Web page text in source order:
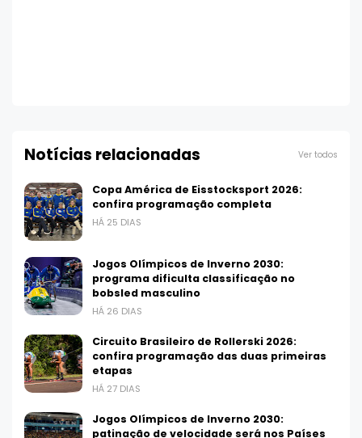
Notícias relacionadas Ver todos
Copa América de Eisstocksport 2026:
confira programação completa
HÁ 25 DIAS
Jogos Olímpicos de Inverno 2030:
programa dificulta classificação no
bobsled masculino
HÁ 26 DIAS
Circuito Brasileiro de Rollerski 2026:
confira programação das duas primeiras
etapas
HÁ 27 DIAS
Jogos Olímpicos de Inverno 2030:
patinação de velocidade será nos Países